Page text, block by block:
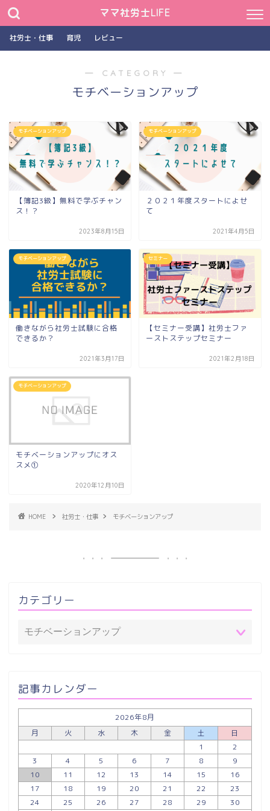
ママ社労士LIFE
社労士・仕事 育児 レビュー
― CATEGORY ―
モチベーションアップ
モチベーションアップ
【簿記3級】無料で学ぶチャン
ス！？
2023年8月15日
モチベーションアップ
２０２１年度スタートによせ
て
2021年4月5日
モチベーションアップ
働きながら社労士試験に合格
できるか？
2021年3月17日
セミナー
【セミナー受講】社労士ファ
ーストステップセミナー
2021年2月18日
モチベーションアップ
モチベーションアップにオス
スメ①
2020年12月10日
HOME 社労士・仕事 モチベーションアップ
カテゴリー
記事カレンダー
2026年8月
月
火 水 木 金 土
日
1
2
3
4 5 6 7 8
9
10
11 12 13 14 15
16
17
18 19 20 21 22
23
24
25 26 27 28 29 30